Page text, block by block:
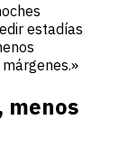
estadías
menos